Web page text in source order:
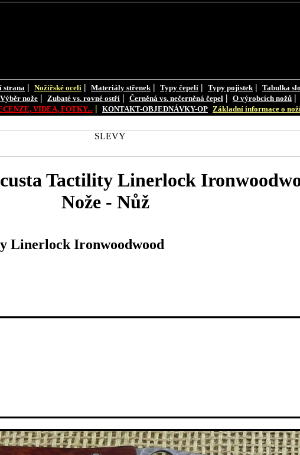
strana | Nožířské oceli | Materiály střenek | Typy čepelí | Typy pojistek | Tabulka
Výběr nože | Zubaté vs. rovné ostří | Černěná vs. nečerněná čepel | O výrobcích nožů |
VIDEA, FOTKY... | KONTAKT-OBJEDNÁVKY-OP Základní informace o
Tactility Linerlock
Nože - Nůž
Linerlock Ironwoodwood